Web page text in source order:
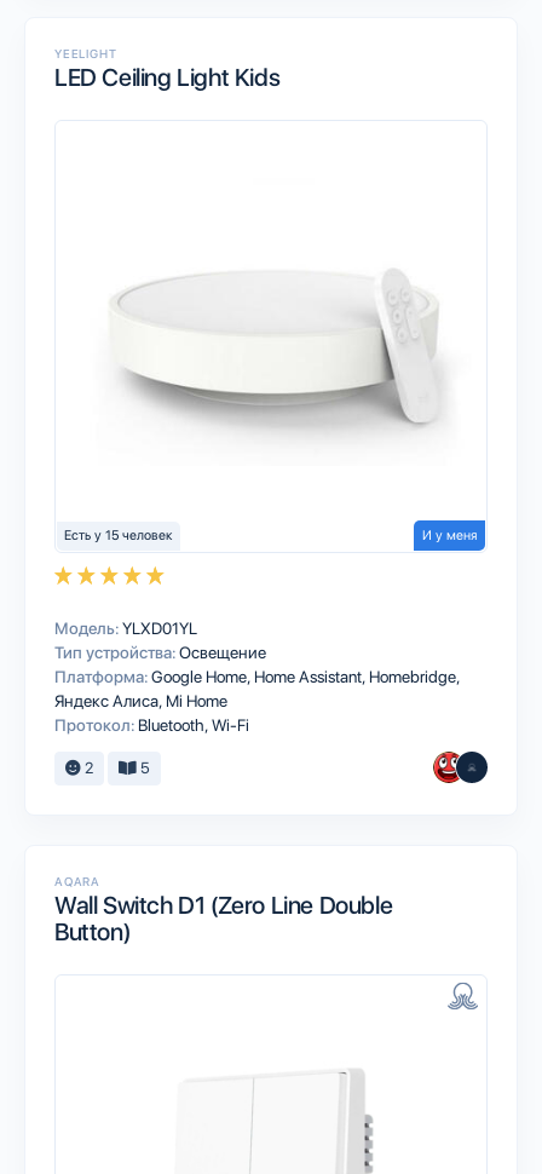
YEELIGHT
LED Ceiling Light Kids
Есть у 15 человек И у меня
Модель:YLXD01YL
Тип устройства:Освещение
Платформа:Google Home Home Assistant Homebridge
Яндекс Алиса Mi Home
Протокол: BluetoothWi-Fi
2 5
AQARA
Wall Switch D1 (Zero Line Double
Button)